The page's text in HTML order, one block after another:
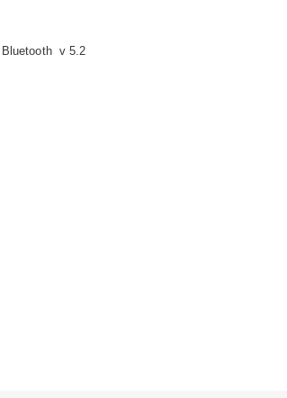
Bluetooth v 5.2